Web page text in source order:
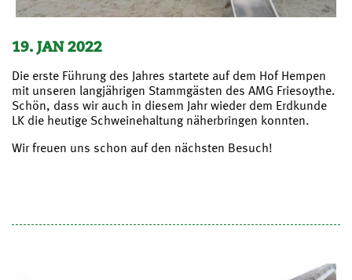
19. JAN 2022
Die erste Führung des Jahres startete auf dem Hof Hempen
mit unseren langjährigen Stammgästen des AMG Friesoythe.
Schön, dass wir auch in diesem Jahr wieder dem Erdkunde
LK die heutige Schweinehaltung näherbringen konnten.
Wir freuen uns schon auf den nächsten Besuch!